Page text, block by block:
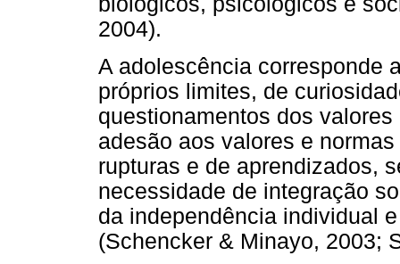
2004).
A adolescência corresponde
próprios limites, de
questionamentos dos
adesão aos valores e
rupturas e de aprendizados,
necessidade de integração
da independência individual
(Schencker & Minayo, 2003;